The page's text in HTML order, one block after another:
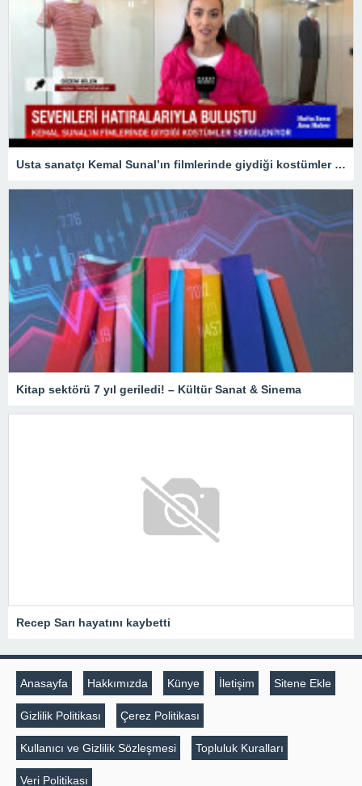
Usta sanatçı Kemal Sunal’ın filmlerinde giydiği kostümler sergileniyor
Kitap sektörü 7 yıl geriledi! – Kültür Sanat & Sinema
Recep Sarı hayatını kaybetti
Anasayfa Hakkımızda Künye İletişim Sitene Ekle
Gizlilik Politikası Çerez Politikası
Kullanıcı ve Gizlilik Sözleşmesi Topluluk Kuralları
Veri Politikası